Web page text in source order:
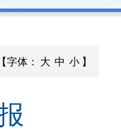
【字体： 大 中 小 】